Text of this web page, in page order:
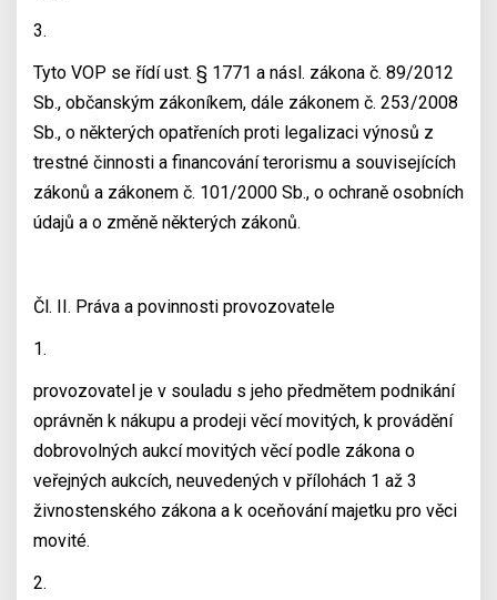
3.
Tyto VOP se řídí ust. § 1771 a násl. zákona č. 89/2012
Sb., občanským zákoníkem, dále zákonem č. 253/2008
Sb., o některých opatřeních proti legalizaci výnosů z
trestné činnosti a financování terorismu a souvisejících
zákonů a zákonem č. 101/2000 Sb., o ochraně osobních
údajů a o změně některých zákonů.
Čl. II. Práva a povinnosti provozovatele
1.
provozovatel je v souladu s jeho předmětem podnikání
oprávněn k nákupu a prodeji věcí movitých, k provádění
dobrovolných aukcí movitých věcí podle zákona o
veřejných aukcích, neuvedených v přílohách 1 až 3
živnostenského zákona a k oceňování majetku pro věci
movité.
2.